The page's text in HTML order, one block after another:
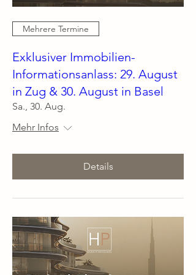
Mehrere Termine
Exklusiver Immobilien-
Informationsanlass: 29. August
in Zug & 30. August in Basel
Sa., 30. Aug.
Mehr Infos
Details